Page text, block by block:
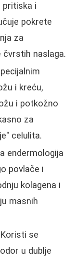
pritiska i
pokrete
za
čvrstih naslaga.
i kreću,
i potkožno
za
celulita.
endermologija
povlače i
kolagena i
masnih
Koristi se
u dublje